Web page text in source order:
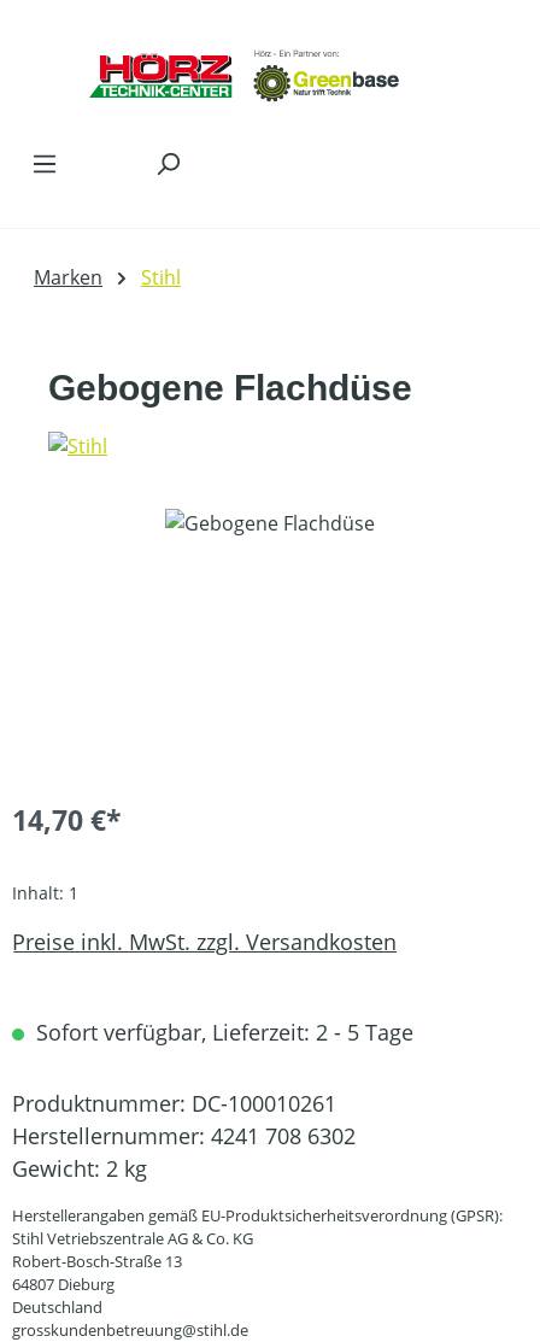
Marken Stihl
Gebogene Flachdüse
Bildergalerie überspringen
14,70 €*
Inhalt: 1
Preise inkl. MwSt. zzgl. Versandkosten
Sofort verfügbar, Lieferzeit: 2 - 5 Tage
Produktnummer: DC-100010261
Herstellernummer: 4241 708 6302
Gewicht: 2 kg
Herstellerangaben gemäß EU-Produktsicherheitsverordnung (GPSR):
Stihl Vetriebszentrale AG & Co. KG
Robert-Bosch-Straße 13
64807 Dieburg
Deutschland
grosskundenbetreuung@stihl.de